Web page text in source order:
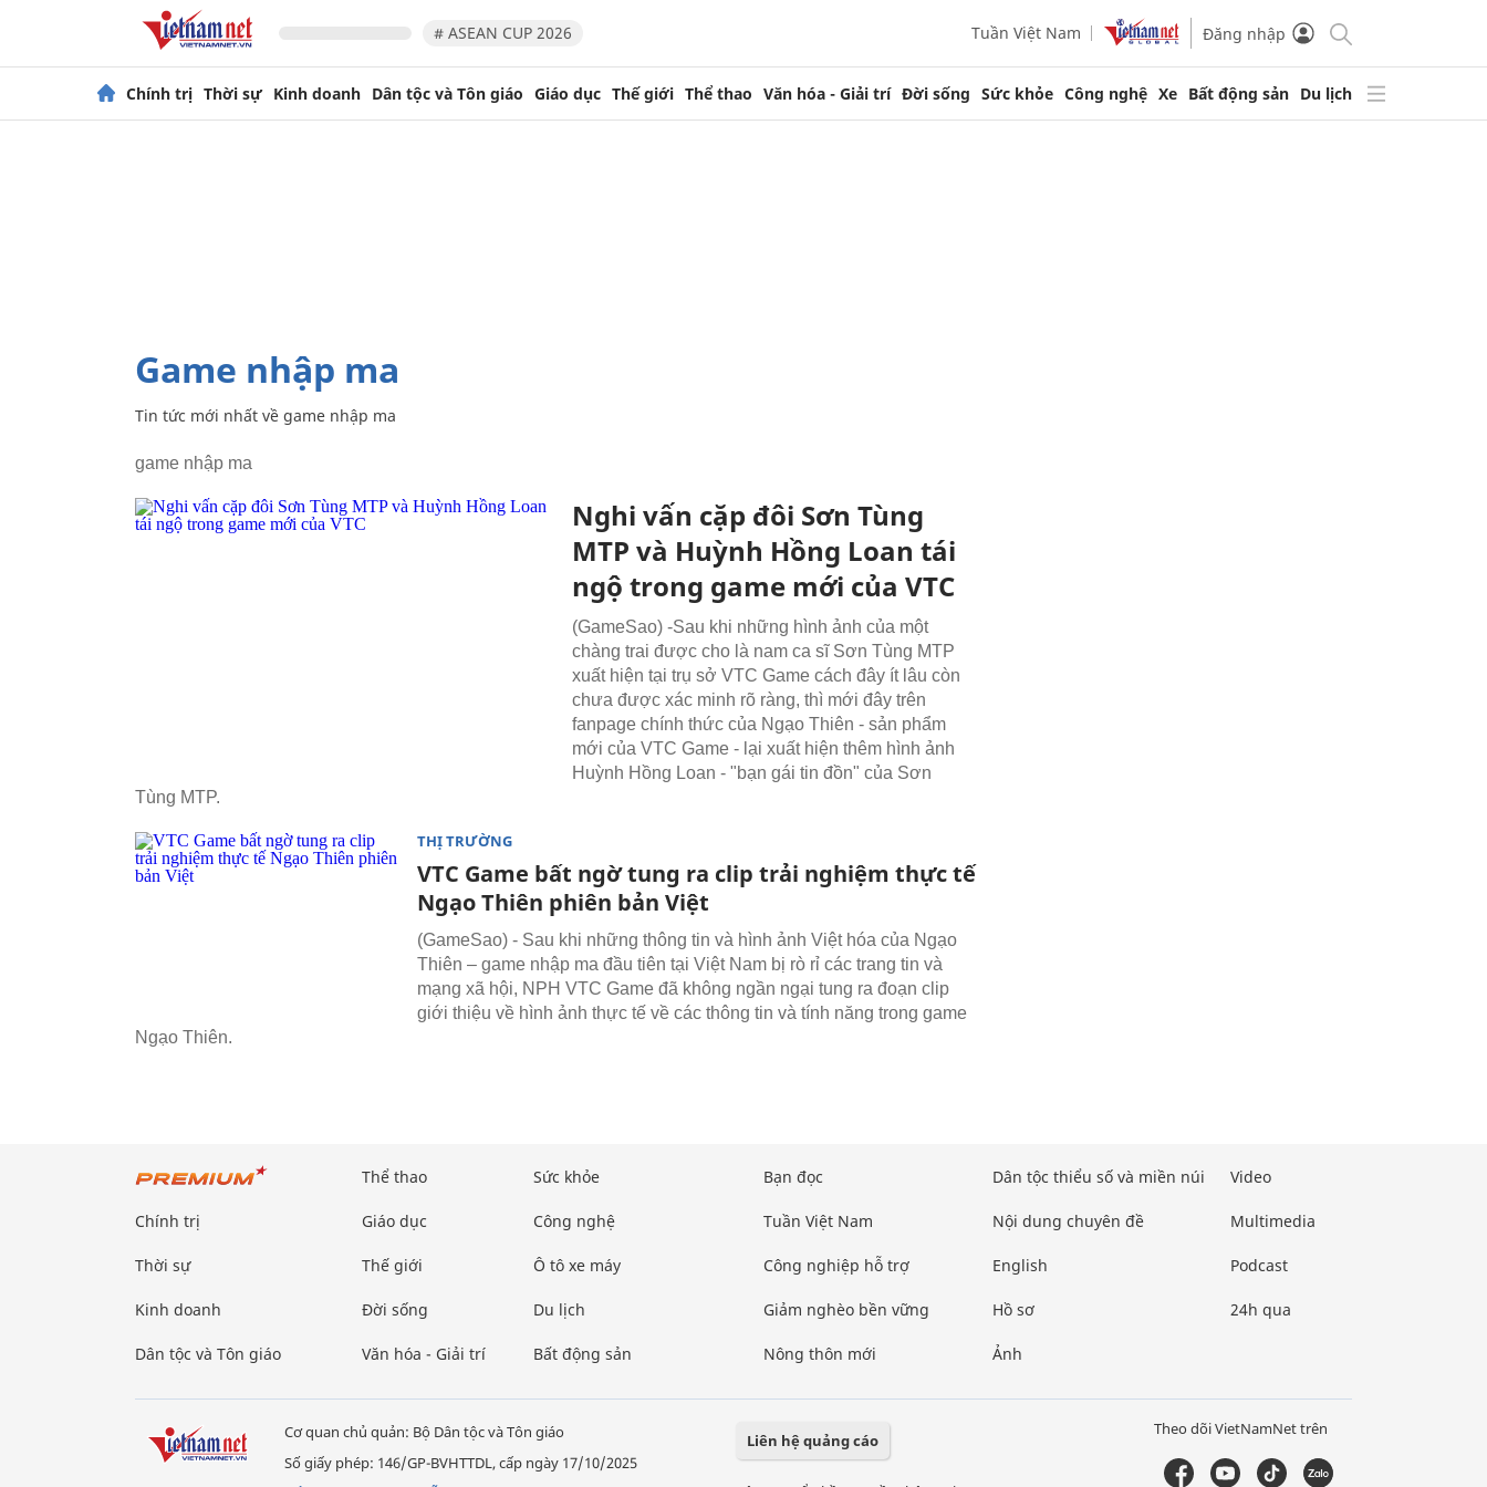
# ASEAN CUP 2026 Tuần Việt Nam Đăng nhập
Chính trị Thời sự Kinh doanh Dân tộc và Tôn giáo Giáo dục Thế giới Thể thao Văn hóa - Giải trí Đời sống Sức khỏe Công nghệ Xe Bất động sản Du lịch
game nhập ma
Tin tức mới nhất về game nhập ma
game nhập ma
Nghi vấn cặp đôi Sơn Tùng
MTP và Huỳnh Hồng Loan tái
ngộ trong game mới của VTC
(GameSao) -Sau khi những hình ảnh của một
chàng trai được cho là nam ca sĩ Sơn Tùng MTP
xuất hiện tại trụ sở VTC Game cách đây ít lâu còn
chưa được xác minh rõ ràng, thì mới đây trên
fanpage chính thức của Ngạo Thiên - sản phẩm
mới của VTC Game - lại xuất hiện thêm hình ảnh
Huỳnh Hồng Loan - "bạn gái tin đồn" của Sơn
Tùng MTP.
THỊ TRƯỜNG
VTC Game bất ngờ tung ra clip trải nghiệm thực tế
Ngạo Thiên phiên bản Việt
(GameSao) - Sau khi những thông tin và hình ảnh Việt hóa của Ngạo
Thiên – game nhập ma đầu tiên tại Việt Nam bị rò rỉ các trang tin và
mạng xã hội, NPH VTC Game đã không ngần ngại tung ra đoạn clip
giới thiệu về hình ảnh thực tế về các thông tin và tính năng trong game
Ngạo Thiên.
Chính trị
Thời sự
Kinh doanh
Dân tộc và Tôn giáo
Thể thao
Giáo dục
Thế giới
Đời sống
Văn hóa - Giải trí
Sức khỏe
Công nghệ
Ô tô xe máy
Du lịch
Bất động sản
Bạn đọc
Tuần Việt Nam
Công nghiệp hỗ trợ
Giảm nghèo bền vững
Nông thôn mới
Dân tộc thiểu số và miền núi
Nội dung chuyên đề
English
Hồ sơ
Ảnh
Video
Multimedia
Podcast
24h qua
Cơ quan chủ quản: Bộ Dân tộc và Tôn giáo
Số giấy phép: 146/GP-BVHTTDL, cấp ngày 17/10/2025
Liên hệ quảng cáo
Theo dõi VietNamNet trên